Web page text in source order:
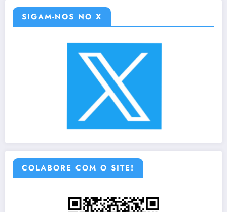
SIGAM-NOS NO X
COLABORE COM O SITE!